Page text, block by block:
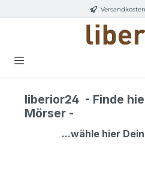
Zum Hauptinhalt springen
liberior24 - Finde
Mörser -
...wähle hier